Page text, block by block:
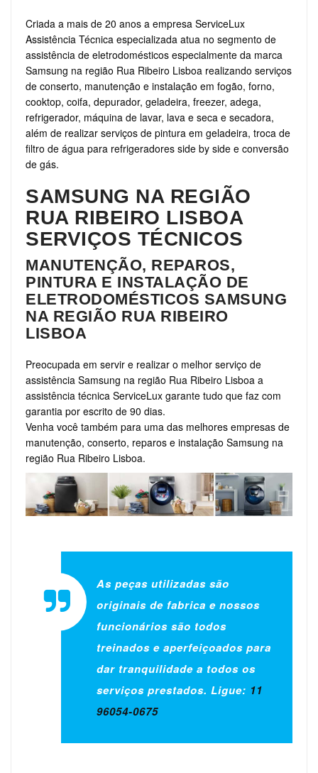
Criada a mais de 20 anos a empresa ServiceLux
Assistência Técnica especializada atua no segmento de
assistência de eletrodomésticos especialmente da marca
Samsung na região Rua Ribeiro Lisboa realizando serviços
de conserto, manutenção e instalação em fogão, forno,
cooktop, coifa, depurador, geladeira, freezer, adega,
refrigerador, máquina de lavar, lava e seca e secadora,
além de realizar serviços de pintura em geladeira, troca de
filtro de água para refrigeradores side by side e conversão
de gás.
SAMSUNG NA REGIÃO
RUA RIBEIRO LISBOA
SERVIÇOS TÉCNICOS
MANUTENÇÃO, REPAROS,
PINTURA E INSTALAÇÃO DE
ELETRODOMÉSTICOS SAMSUNG
NA REGIÃO RUA RIBEIRO
LISBOA
Preocupada em servir e realizar o melhor serviço de
assistência Samsung na região Rua Ribeiro Lisboa a
assistência técnica ServiceLux garante tudo que faz com
garantia por escrito de 90 dias.
Venha você também para uma das melhores empresas de
manutenção, conserto, reparos e instalação Samsung na
região Rua Ribeiro Lisboa.
As peças utilizadas são
originais de fabrica e nossos
funcionários são todos
treinados e aperfeiçoados para
dar tranquilidade a todos os
serviços prestados. Ligue: 11
96054-0675